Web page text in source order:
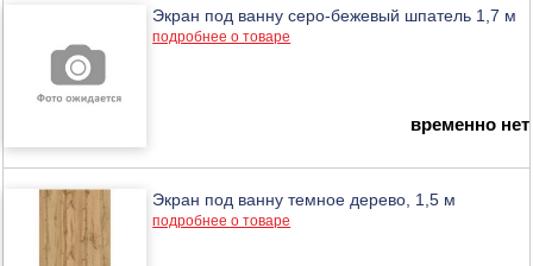
Экран под ванну серо-бежевый шпатель 1,7 м
подробнее о товаре
временно нет
Экран под ванну темное дерево, 1,5 м
подробнее о товаре